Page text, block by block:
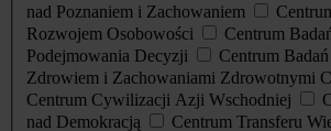
nad Poznaniem i Zachowaniem
Rozwojem Osobowości
Centrum
Podejmowania Decyzji
Centrum
Zdrowiem i Zachowaniami Zdrowotnymi
Centrum Cywilizacji Azji Wschodniej
nad Demokracją
Centrum Transferu